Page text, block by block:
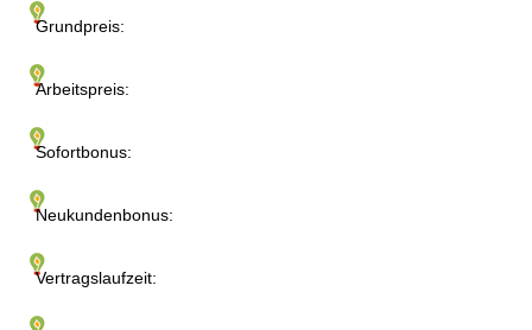
Grundpreis:
Arbeitspreis:
Sofortbonus:
Neukundenbonus:
Vertragslaufzeit: